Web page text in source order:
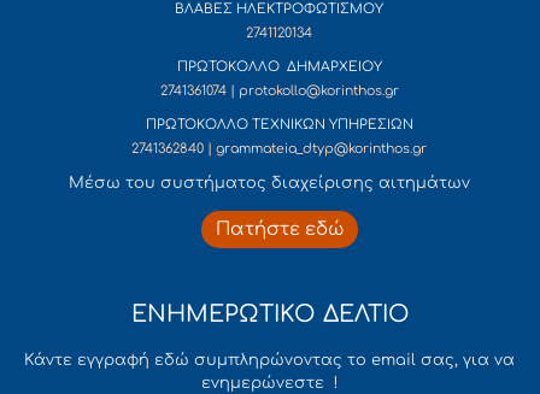
ΒΛΑΒΕΣ ΗΛΕΚΤΡΟΦΩΤΙΣΜΟΥ
2741120134
ΠΡΩΤΟΚΟΛΛΟ ΔΗΜΑΡΧΕΙΟΥ
2741361074 | protokollo@korinthos.gr
ΠΡΩΤΟΚΟΛΛΟ ΤΕΧΝΙΚΩΝ ΥΠΗΡΕΣΙΩΝ
2741362840 | grammateia_dtyp@korinthos.gr
Mέσω του συστήματος διαχείρισης αιτημάτων
Πατήστε εδώ
ΕΝΗΜΕΡΩΤΙΚΟ ΔΕΛΤΙΟ
Κάντε εγγραφή εδώ συμπληρώνοντας το email σας, για να
ενημερώνεστε !